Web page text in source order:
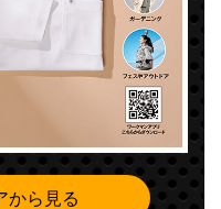
から見る